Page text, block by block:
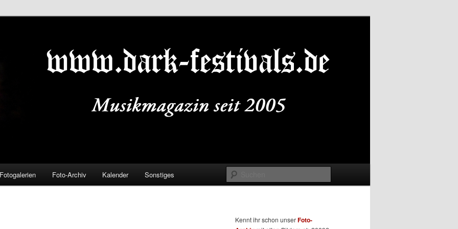
Fotogalerien Foto-Archiv Kalender Sonstiges
Kennt ihr schon unserFoto-